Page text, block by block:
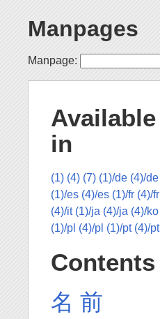
Manpages
Manpage:
Available
in
(1) (4) (7) (1)/de (4)/de
(1)/es (4)/es (1)/fr (4)/fr
(4)/it (1)/ja (4)/ja (4)/ko
(1)/pl (4)/pl (1)/pt (4)/pt
Contents
名 前